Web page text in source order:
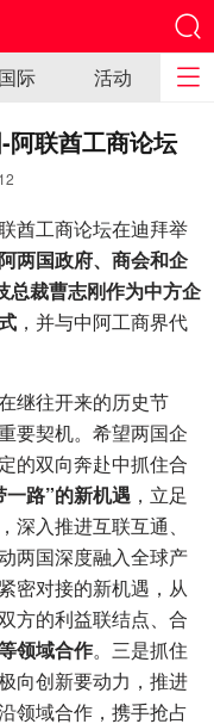
国际 活动
阿联酋工商论坛
酋工商论坛在迪拜举
两国政府、商会和企
总裁曹志刚作为中方企
，并与中阿工商界代
继往开来的历史节
要契机。希望两国企
的双向奔赴中抓住合
路”的新机遇 ，立足
入推进互联互通、
两国深度融入全球产
密对接的新机遇，从
方的利益联结点、合
领域合作。三是抓住
向创新要动力，推进
领域合作，携手抢占